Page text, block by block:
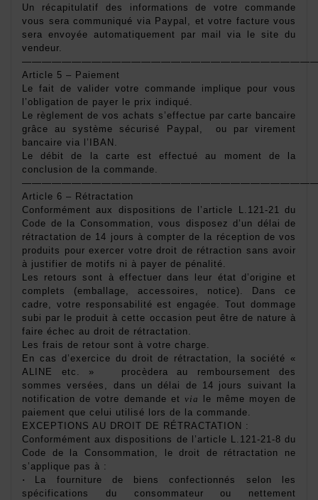
Un récapitulatif des informations de votre commande
vous sera communiqué via Paypal, et votre facture vous
sera envoyée automatiquement par mail via le site du
vendeur.
Article 5 – Paiement
Le fait de valider votre commande implique pour vous
l’obligation de payer le prix indiqué.
Le règlement de vos achats s’effectue par carte bancaire
grâce au système sécurisé Paypal,  ou par virement
bancaire via l’IBAN.
Le débit de la carte est effectué au moment de la
conclusion de la commande.
Article 6 – Rétractation
Conformément aux dispositions de l’article L.121-21 du
Code de la Consommation, vous disposez d’un délai de
rétractation de 14 jours à compter de la réception de vos
produits pour exercer votre droit de rétraction sans avoir
à justifier de motifs ni à payer de pénalité.
Les retours sont à effectuer dans leur état d’origine et
complets (emballage, accessoires, notice). Dans ce
cadre, votre responsabilité est engagée. Tout dommage
subi par le produit à cette occasion peut être de nature à
faire échec au droit de rétractation.
Les frais de retour sont à votre charge.
En cas d’exercice du droit de rétractation, la société «
ALINE etc. »   procèdera au remboursement des
sommes versées, dans un délai de 14 jours suivant la
notification de votre demande et via le même moyen de
paiement que celui utilisé lors de la commande.
EXCEPTIONS AU DROIT DE RÉTRACTATION :
Conformément aux dispositions de l’article L.121-21-8 du
Code de la Consommation, le droit de rétractation ne
s’applique pas à :
· La fourniture de biens confectionnés selon les
spécifications du consommateur ou nettement